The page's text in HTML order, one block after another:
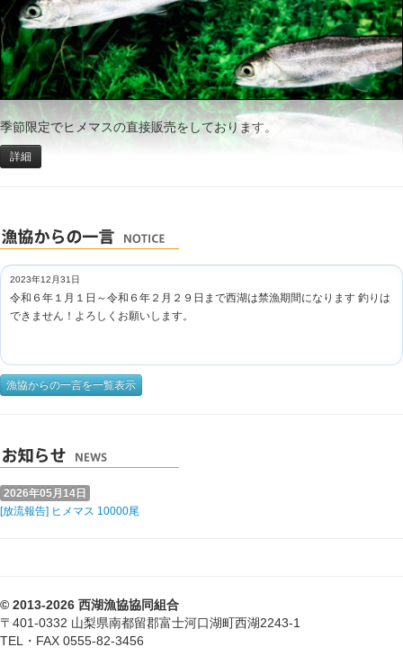
季節限定でヒメマスの直接販売をしております。
詳細
2023年12月31日
令和６年１月１日～令和６年２月２９日まで西湖は禁漁期間になります 釣りは
できません！よろしくお願いします。
漁協からの一言を一覧表示
2026年05月14日
[放流報告] ヒメマス 10000尾
© 2013-2026 西湖漁協協同組合
〒401-0332 山梨県南都留郡富士河口湖町西湖2243-1
TEL・FAX 0555-82-3456